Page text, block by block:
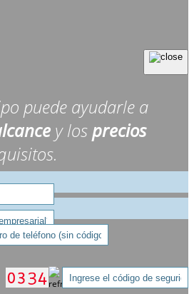
puede ayudarle a
y losprecios